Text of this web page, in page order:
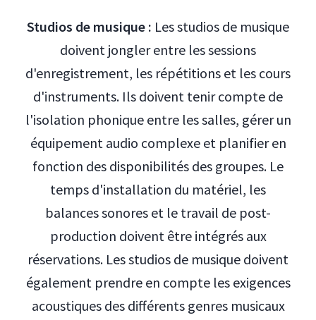
Studios de musique : Les studios de musique
doivent jongler entre les sessions
d'enregistrement, les répétitions et les cours
d'instruments. Ils doivent tenir compte de
l'isolation phonique entre les salles, gérer un
équipement audio complexe et planifier en
fonction des disponibilités des groupes. Le
temps d'installation du matériel, les
balances sonores et le travail de post-
production doivent être intégrés aux
réservations. Les studios de musique doivent
également prendre en compte les exigences
acoustiques des différents genres musicaux